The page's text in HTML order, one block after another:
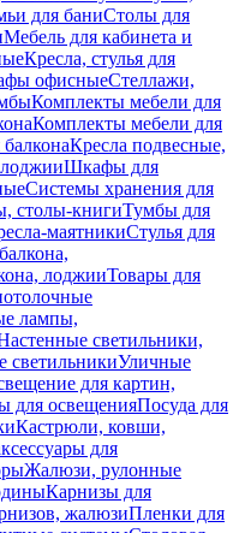
для баниСтолы для
Мебель для кабинета и
Кресла, стулья для
офисныеСтеллажи,
Комплекты мебели для
Комплекты мебели для
Кресла подвесные,
Шкафы для
Системы хранения для
столы-книгиТумбы для
маятникиСтулья для
лоджииТовары для
лампы,
светильники,
светильникиУличные
для картин,
для освещенияПосуда для
Кастрюли, ковши,
для
Жалюзи, рулонные
Карнизы для
жалюзиПленки для